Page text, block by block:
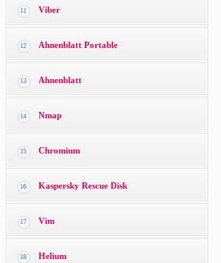
11 Viber
12 Ahnenblatt Portable
13 Ahnenblatt
14 Nmap
15 Chromium
16 Kaspersky Rescue Disk
17 Vim
18 Helium